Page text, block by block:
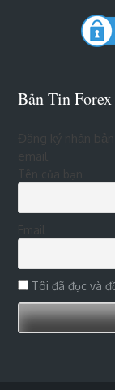
Bản Tin
Đăng ký nhận
Tên của bạn
Tôi đã đọc và